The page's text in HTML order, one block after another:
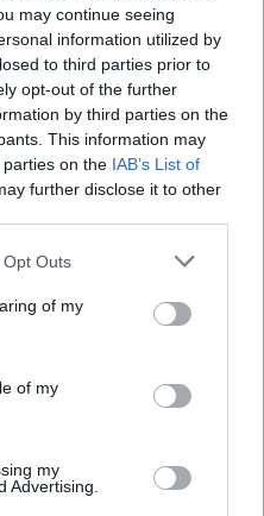
may continue seeing
information utilized by
to third parties prior to
opt-out of the further
by third parties on the
This information may
on the IAB’s List of
further disclose it to other
Outs
of my
of my
my
Advertising.
portofel vasile dâncu
Articolul următor
Bizara dispariție a lui Iohannis
miercuri și joi de la ședințe